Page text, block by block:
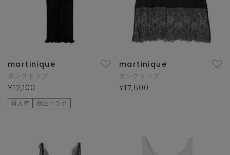
martinique
タンクトップ
¥12,100
再入荷 別注コラボ
martinique
タンクトップ
¥17,600